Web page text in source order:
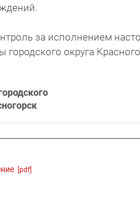
за исполнением
городского округа
[pdf]